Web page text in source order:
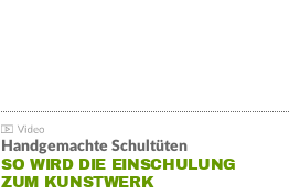
Handgemachte Schultüten
SO WIRD DIE EINSCHULUNG
ZUM KUNSTWERK